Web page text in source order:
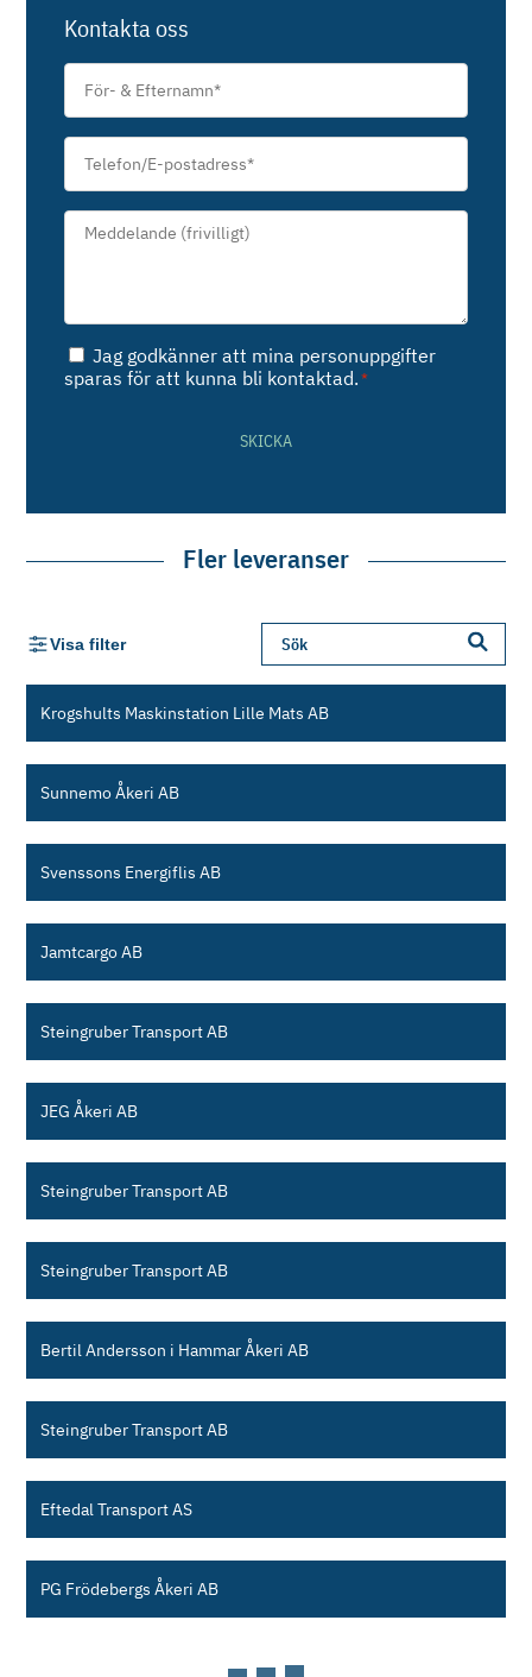
Kontakta oss
För-
Efternamn
Telefon/E-
postadress*
Meddelande*
Samtycke*
Jag godkänner att mina personuppgifter
sparas för att kunna bli kontaktad. *
SKICKA
Fler leveranser
Visa filter
Krogshults Maskinstation Lille Mats AB
Sunnemo Åkeri AB
Svenssons Energiflis AB
Jamtcargo AB
Steingruber Transport AB
JEG Åkeri AB
Steingruber Transport AB
Steingruber Transport AB
Bertil Andersson i Hammar Åkeri AB
Steingruber Transport AB
Eftedal Transport AS
PG Frödebergs Åkeri AB